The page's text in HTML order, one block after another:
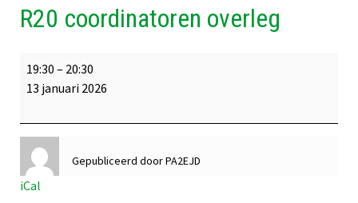
R20 coordinatoren overleg
R20
coordinatoren
overleg
19:30 – 20:30
13 januari 2026
Gepubliceerd doorPA2EJD
iCal